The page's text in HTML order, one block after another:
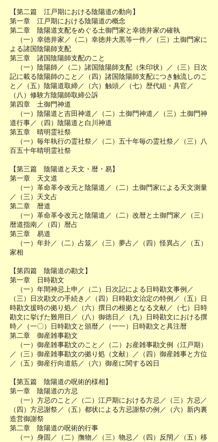
【第二篇 江戸期における陰陽道の動向】
第一章 江戸期における陰陽道の概念
第二章 陰陽道支配をめぐる土御門家と幸徳井家の確執
（一）幸徳井家／（二）幸徳井大黒等一件／（三）土御門家に
よる諸国陰陽師支配
第三章 諸国陰陽師支配のこと
（一）陰陽師／（二）諸国陰陽師支配（朱印状）／（三）日次
記に載る陰陽師のこと／（四）諸国陰陽師支配につき触流しのこ
と／（五）陰陽道取締／（六）触頭／（七）歴代組・具官／
（八）修験方陰陽師取締公訴
第四章 土御門神道
（一）陰陽道と吉田神道／（二）土御門神道／（三）土御門神
道行事／（四）陰陽道と白川神道
第五章 晴明霊社祭
（一）毎年執行の霊社祭／（二）五十年毎の霊社祭／（三）八
百五十年晴明霊社祭
【第三篇 陰陽道と天文・暦・易】
第一章 天文道
（一）革命革令改元と陰陽道／（二）土御門家による天文測量
／（三）天文占
第二章 暦道
（一）革命革令改元と陰陽道／（二）改暦と土御門家／（三）
暦道指南／（四）暦占
第三章 易道
（一）年卦／（二）占筮／（三）夢占／（四）怪異占／（五）
家相
【第四篇 陰陽道の勘文】
第一章 日時勘文
（一）年間神忌上申／（二）日次記による日時勘文事例／
（三）日次勘文の手続き／（四）日時勘文治定の特例／（五）日
時勘文援時の拠り処／（六）撰日の根拠となる文献／（七）日時
勘文に挙げた難用日／（八）御徳日／（九）日時勘文における撰
時／（一〇）日時勘文と頒暦／（一一）日時勘文と具注暦
第二章 御産雑事勘文
（一）御産雑事勘文のこと／（二）お産雑事勘文例（江戸期）
／（三）御産雑事勘文の拠り処（文献）／（四）御産雑事と方位
／（五）御産行向道筋／（六）御産に関する凶日
【第五篇 陰陽道の呪術的様相】
第一章 陰陽道の方忌
（一）方忌のこと／（二）江戸期における方忌／（三）方忌／
（四）方忌謝祭／（五）都状による方忌謝祭の例／（六）新内裏
造営御謝祭
第二章 陰陽道の呪術的行事
（一）身固／（二）撫物／（三）物忌／（四）反閇／（五）移